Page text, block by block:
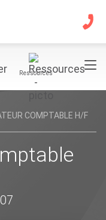
Ressources
COMPTABLE H/F